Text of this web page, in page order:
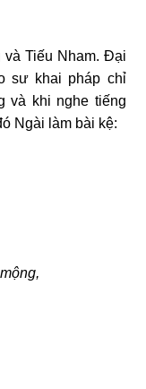
và Tiếu Nham. Đại
sư khai pháp chỉ
và khi nghe tiếng
Ngài làm bài kệ: